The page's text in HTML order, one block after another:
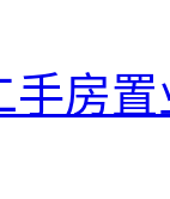
手房